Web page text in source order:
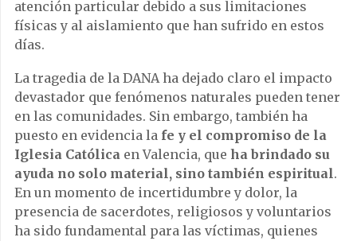
atención particular debido a sus limitaciones
físicas y al aislamiento que han sufrido en estos
días.
La tragedia de la DANA ha dejado claro el impacto
devastador que fenómenos naturales pueden tener
en las comunidades. Sin embargo, también ha
puesto en evidencia la fe y el compromiso de la
Iglesia Católica en Valencia, que ha brindado su
ayuda no solo material, sino también espiritual.
En un momento de incertidumbre y dolor, la
presencia de sacerdotes, religiosos y voluntarios
ha sido fundamental para las víctimas, quienes